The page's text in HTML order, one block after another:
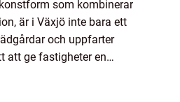
som kombinerar
är i Växjö inte bara ett
och uppfarter
att ge fastigheter en